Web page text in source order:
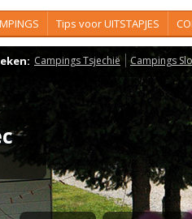
Tips voor UITSTAPJES
Campings Tsjechië Campings